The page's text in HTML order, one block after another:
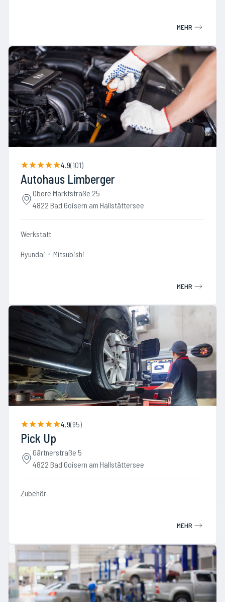
MEHR
4.9(101)
Autohaus Limberger
Obere Marktstraße 25
4822 Bad Goisern am Hallstättersee
Werkstatt
Hyundai Mitsubishi
MEHR
4.9(95)
Pick Up
Gärtnerstraße 5
4822 Bad Goisern am Hallstättersee
Zubehör
MEHR